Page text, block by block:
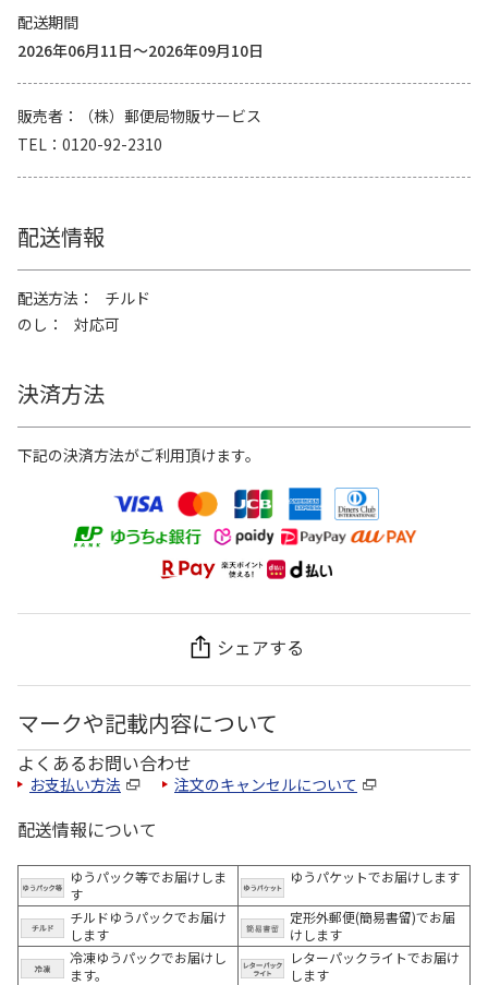
配送期間
2026年06月11日～2026年09月10日
販売者
（株）郵便局物販サービス
TEL
0120-92-2310
配送情報
配送方法
チルド
のし
対応可
決済方法
下記の決済方法がご利用頂けます。
シェアする
マークや記載内容について
よくあるお問い合わせ
お支払い方法 注文のキャンセルについて
配送情報について
ゆうパック等でお届けしま
す
ゆうパケットでお届けします
チルドゆうパックでお届け
します
定形外郵便(簡易書留)でお届
けします
冷凍ゆうパックでお届けし
ます。
レターパックライトでお届け
します